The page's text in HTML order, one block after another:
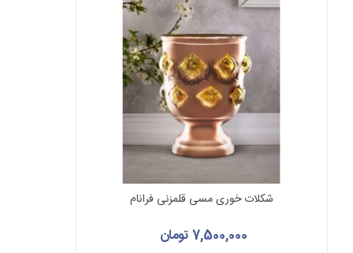
شکلات خوری مسی قلمزنی فرانام
7,500,000 تومان